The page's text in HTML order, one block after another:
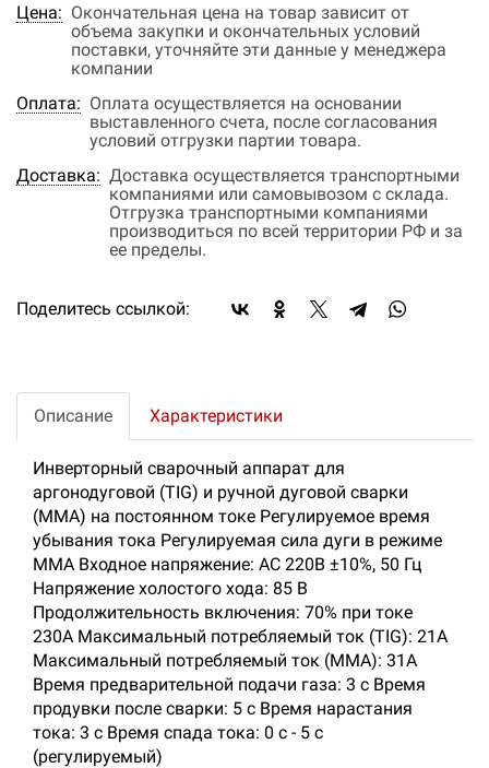
Цена: Окончательная цена на товар зависит от
объема закупки и окончательных условий
поставки, уточняйте эти данные у менеджера
компании
Оплата: Оплата осуществляется на основании
выставленного счета, после согласования
условий отгрузки партии товара.
Доставка: Доставка осуществляется транспортными
компаниями или самовывозом с склада.
Отгрузка транспортными компаниями
производиться по всей территории РФ и за
ее пределы.
Поделитесь ссылкой:
Описание Характеристики
Инверторный сварочный аппарат для
аргонодуговой (TIG) и ручной дуговой сварки
(ММА) на постоянном токе Регулируемое время
убывания тока Регулируемая сила дуги в режиме
ММА Входное напряжение: AC 220В ±10%, 50 Гц
Напряжение холостого хода: 85 В
Продолжительность включения: 70% при токе
230A Максимальный потребляемый ток (TIG): 21A
Максимальный потребляемый ток (MMA): 31A
Время предварительной подачи газа: 3 с Время
продувки после сварки: 5 с Время нарастания
тока: 3 с Время спада тока: 0 с - 5 с
(регулируемый)